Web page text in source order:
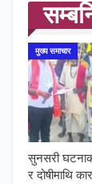
मुख्य समाचार
सुनसरी
र दोषीमाथि